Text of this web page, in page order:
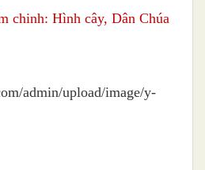
chinh: Hình cây, Dân Chúa